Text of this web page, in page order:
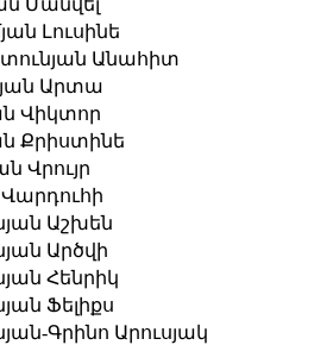
Մանվել
Լուսինե
Անահիտ
Արտա
Վիկտոր
Քրիստինե
Վրույր
Աշխեն
Արծվի
Հենրիկ
Ֆելիքս
Գրինո Արուսյակ